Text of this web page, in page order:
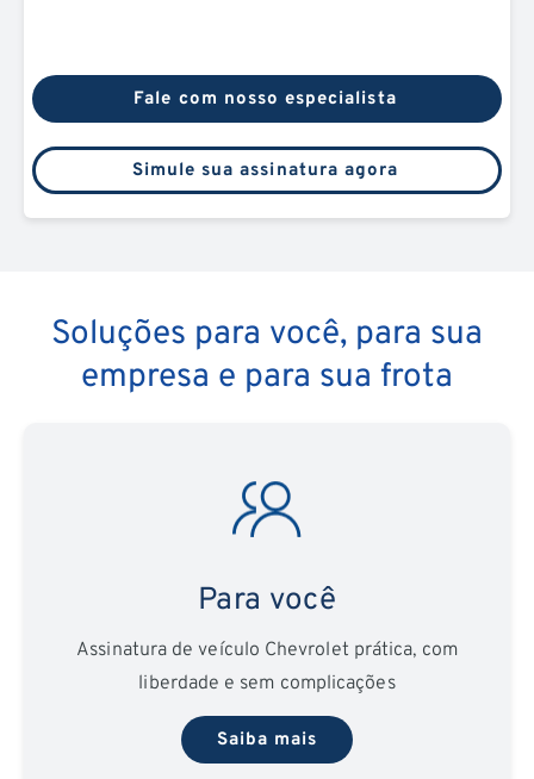
Fale com nosso especialista
Simule sua assinatura agora
Soluções para você, para sua
empresa e para sua frota
Para você
Assinatura de veículo Chevrolet prática, com
liberdade e sem complicações
Saiba mais